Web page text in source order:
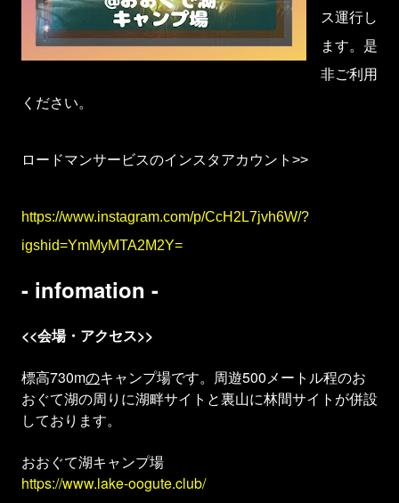
ス運行し
ます。是
非ご利用
ください。
ロードマンサービスのインスタアカウント>>
https://www.instagram.com/p/CcH2L7jvh6W/?
igshid=YmMyMTA2M2Y=
- infomation -
<<会場・アクセス>>
標高730mのキャンプ場です。周遊500メートル程のお
おぐて湖の周りに湖畔サイトと裏山に林間サイトが併設
しております。
おおぐて湖キャンプ場
https://www.lake-oogute.club/